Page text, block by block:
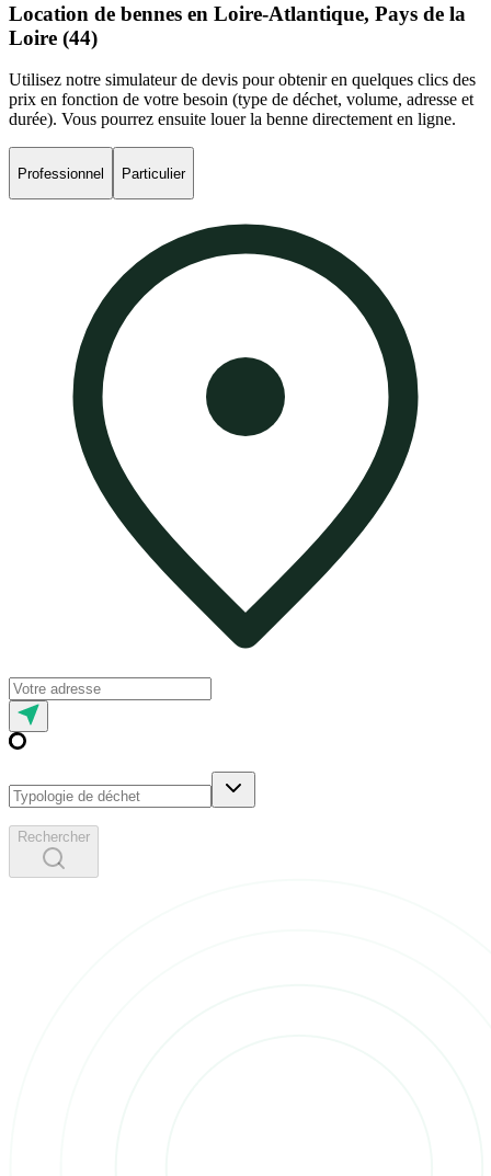
Location de bennes en Loire-Atlantique, Pays de la
Loire (44)
Utilisez notre simulateur de devis pour obtenir en quelques clics des
prix en fonction de votre besoin (type de déchet, volume, adresse et
durée). Vous pourrez ensuite louer la benne directement en ligne.
Professionnel Particulier
Rechercher